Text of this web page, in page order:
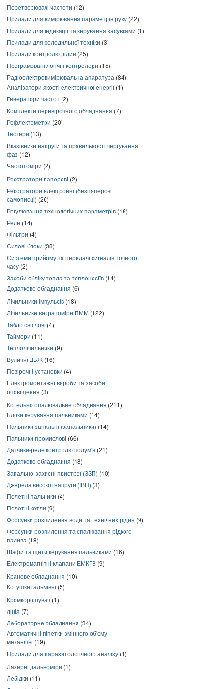
Перетворювачі частоти (12)
Прилади для вимірювання параметрів руху (22)
Прилади для індикації та керування засувками (1)
Прилади для холодильної техніки (3)
Прилади контролю рідин (25)
Програмовані логічні контролери (15)
Радіоелектровимірювальна апаратура (84)
Аналізатори якості електричної енергії(1)
Генератори частот (2)
Комплекти перевірочного обладнання (7)
Рефлектометри (20)
Тестери (13)
Вказівники напруги та правильності чергування
фаз (12)
Частотоміри (2)
Реєстратори паперові (2)
Реєстратори електронні (безпаперові
самописці) (26)
Регулювання технологічних параметрів (16)
Реле (14)
Фільтри (4)
Силові блоки (38)
Системи прийому та передачі сигналів точного
часу (2)
Засоби обліку тепла та теплоносіїв (14)
Додаткове обладнання (6)
Лічильники імпульсів (18)
Лічильники витратоміри ПММ (122)
Табло світлові (4)
Таймери (11)
Теплолічильники (9)
Вуличні ДБЖ (16)
Повірочні установки (4)
Електромонтажні вироби та засоби
оповіщення (3)
Котельно опалювальне обладнання (211)
Блоки керування пальниками (14)
Пальники запальні (запальники) (14)
Пальники промислові (66)
Датчики-реле контролю полум'я (21)
Додаткове обладнання (18)
Запально-захисні пристрої (ЗЗП) (10)
Джерела високої напруги (ІВН) (3)
Пелетні пальники (4)
Пелетні котли (9)
Форсунки розпилення води та технічних рідин (9)
Форсунки розпилення та спалювання рідкого
палива (18)
Шафи та щити керування пальниками (16)
Електромагнітні клапани ЕМКГ8 (9)
Кранове обладнання (10)
Котушки гальмівні (5)
Кромкорошувач (1)
лінія (7)
Лабораторне обладнання (34)
Автоматичні піпетки змінного об'єму
механічні (19)
Прилади для паразитологічного аналізу (1)
Лазерні дальноміри (1)
Лебідки (11)